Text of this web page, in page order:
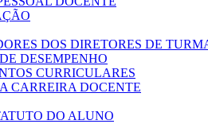
DOS DIRETORES DE
DESEMPENHO
CURRICULARES
CARREIRA DOCENTE
DO ALUNO